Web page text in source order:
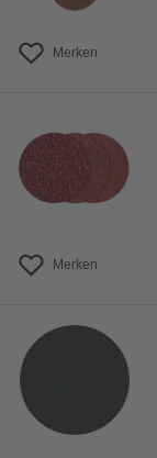
Merken
Merken